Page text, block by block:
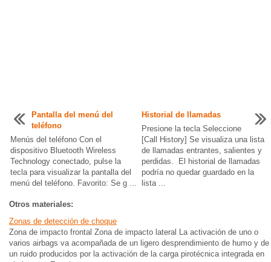
Pantalla del menú del
teléfono
Menús del teléfono Con el
dispositivo Bluetooth Wireless
Technology conectado, pulse la
tecla para visualizar la pantalla del
menú del teléfono. Favorito: Se g ...
Historial de llamadas
Presione la tecla Seleccione
[Call History] Se visualiza una lista
de llamadas entrantes, salientes y
perdidas. El historial de llamadas
podría no quedar guardado en la
lista ...
Otros materiales:
Zonas de detección de choque
Zona de impacto frontal Zona de impacto lateral La activación de uno o
varios airbags va acompañada de un ligero desprendimiento de humo y de
un ruido producidos por la activación de la carga pirotécnica integrada en